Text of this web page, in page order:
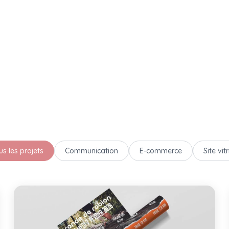
les projets Communication E-commerce Site